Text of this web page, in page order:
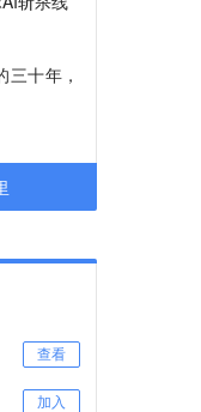
三十年，
查看
加入